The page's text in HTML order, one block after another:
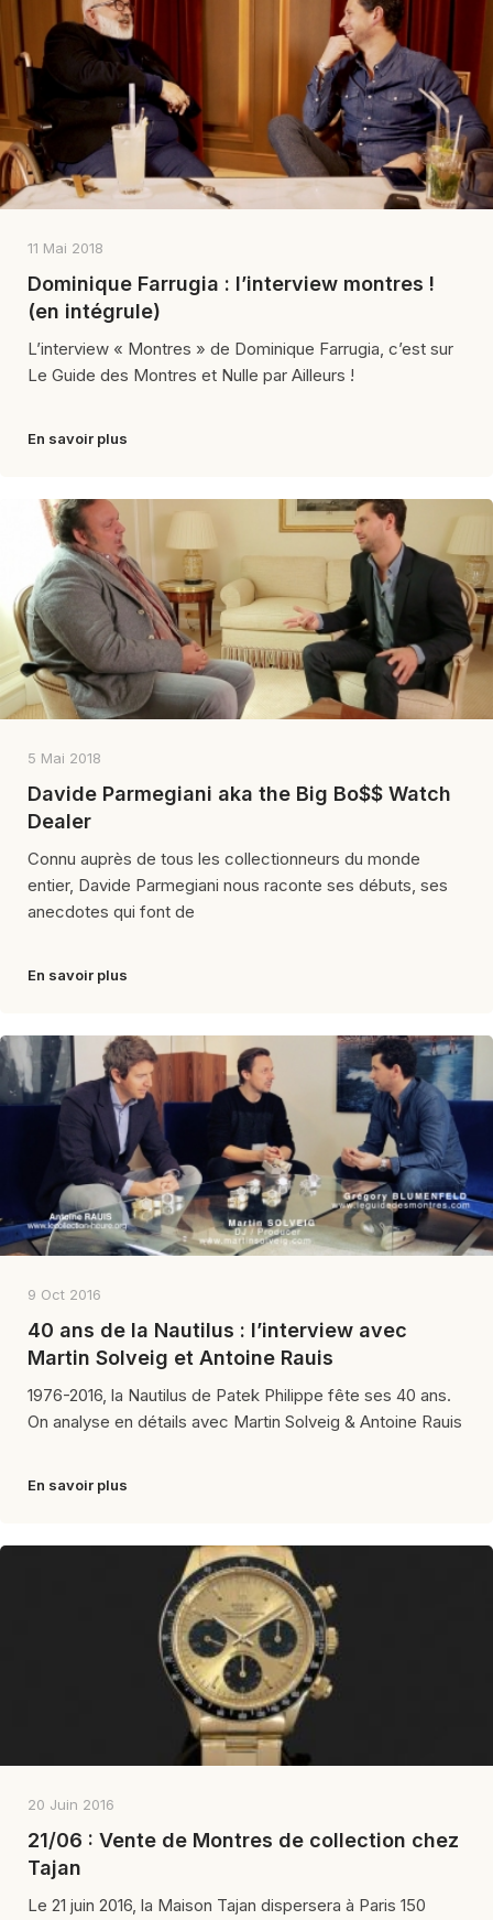
11 Mai 2018
Dominique Farrugia : l’interview montres !
(en intégrule)
L’interview « Montres » de Dominique Farrugia, c’est sur
Le Guide des Montres et Nulle par Ailleurs !
En savoir plus
5 Mai 2018
Davide Parmegiani aka the Big Bo$$ Watch
Dealer
Connu auprès de tous les collectionneurs du monde
entier, Davide Parmegiani nous raconte ses débuts, ses
anecdotes qui font de
En savoir plus
9 Oct 2016
40 ans de la Nautilus : l’interview avec
Martin Solveig et Antoine Rauis
1976-2016, la Nautilus de Patek Philippe fête ses 40 ans.
On analyse en détails avec Martin Solveig & Antoine Rauis
En savoir plus
20 Juin 2016
21/06 : Vente de Montres de collection chez
Tajan
Le 21 juin 2016, la Maison Tajan dispersera à Paris 150